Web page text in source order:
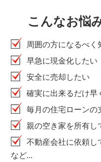
こんなお悩
周囲の方になるべく
早急に現金化したい
安全に売却したい
確実に出来るだけ早
毎月の住宅ローンの
親の空き家を所有し
不動産会社に依頼し
など...